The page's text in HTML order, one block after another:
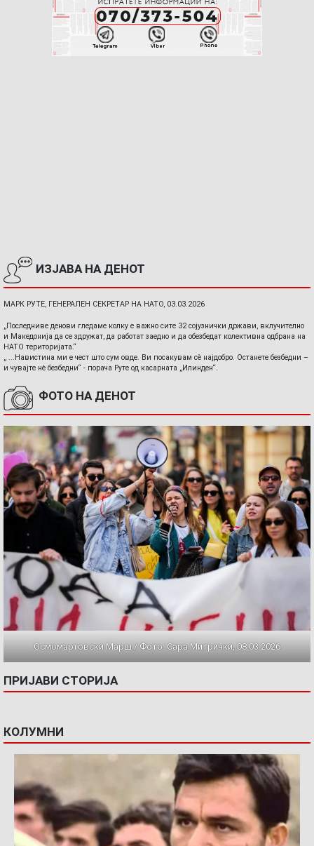
ИЗЈАВА НА ДЕНОТ
МАРК РУТЕ, ГЕНЕРАЛЕН СЕКРЕТАР НА НАТО, 03.03.2026
„Последниве денови гледаме колку е важно сите 32 сојузнички држави, вклучително
и Македонија да се здружат, да работат заедно и да обезбедат колективна одбрана на
НАТО територијата.“
„ ...Навистина ми е чест што сум овде. Ви посакувам сè најдобро. Останете безбедни –
и чувајте нè безбедни“ - порача Руте од касарната „Илинден“.
ФОТО НА ДЕНОТ
Осмомартовски Марш / Фото: Сара Митрички, 08.03.2026
ПРИЈАВИ СТОРИЈА
КОЛУМНИ